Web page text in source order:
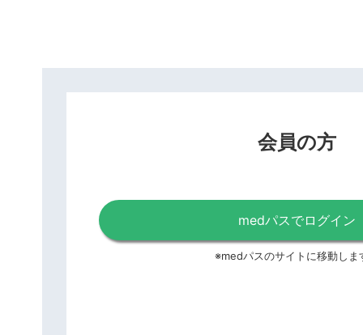
会員の方
medパスでログイン
※medパスのサイトに移動しま